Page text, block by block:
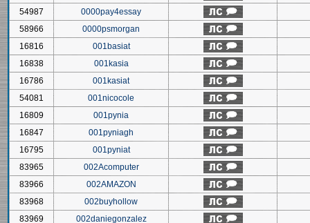
54987
0000pay4essay
58966
0000psmorgan
16816
001basiat
16838
001kasia
16786
001kasiat
54081
001nicocole
16809
001pynia
16847
001pyniagh
16795
001pyniat
83965
002Acomputer
83966
002AMAZON
83968
002buyhollow
83969
002daniegonzalez